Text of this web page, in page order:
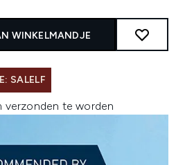
WINKELMANDJE
SALELF
verzonden te worden